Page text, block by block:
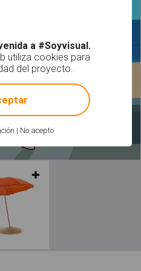
a #Soyvisual.
utiliza cookies para
del proyecto.
| No acepto
valid!